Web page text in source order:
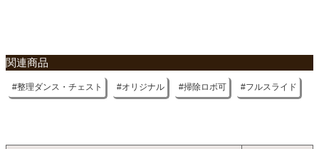
関連商品
整理ダンス・チェスト オリジナル 掃除ロボ可 フルスライド